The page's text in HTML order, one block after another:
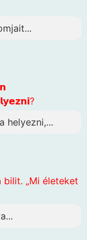
helyezni,...
„Mi életeket